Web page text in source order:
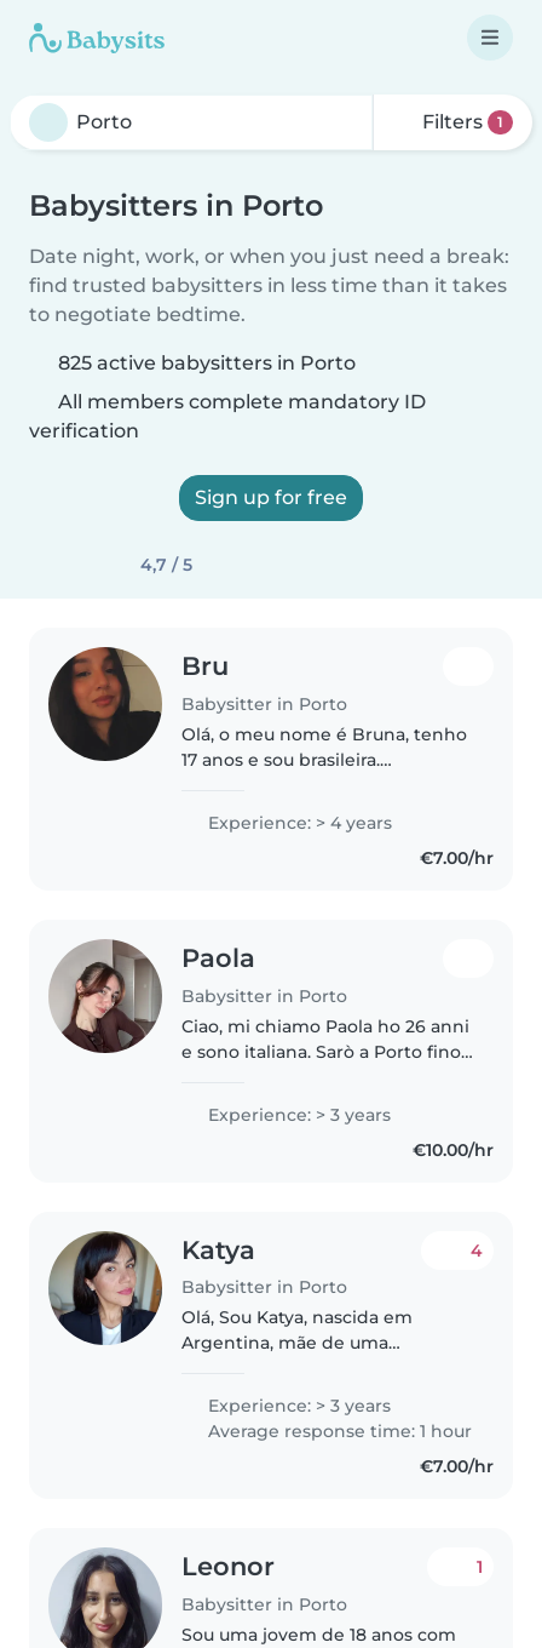
Filters 1
Babysitters in Porto
Date night, work, or when you just need a break:
find trusted babysitters in less time than it takes
to negotiate bedtime.
825 active babysitters in Porto
All members complete mandatory ID
verification
Sign up for free
4,7 / 5
Bru
Babysitter in Porto
Olá, o meu nome é Bruna, tenho
17 anos e sou brasileira.
ensino profissional, no curso
técnico de Ação Educativa, o que
Experience: > 4 years
€7.00/hr
Paola
Babysitter in Porto
Ciao, mi chiamo Paola ho 26 anni
e sono italiana. Sarò a Porto fino
occasionale o temporaneo per
famiglie italiane o bambini..
Experience: > 3 years
€10.00/hr
Katya
Babysitter in Porto
4
Olá, Sou Katya, nascida em
Argentina, mãe de uma
Sou uma pessoa criativa,
tranquila e com muita paciência,
dou-me bem com crianças e
Experience: > 3 years
Average response time: 1 hour
€7.00/hr
Leonor
Babysitter in Porto
1
Sou uma jovem de 18 anos com